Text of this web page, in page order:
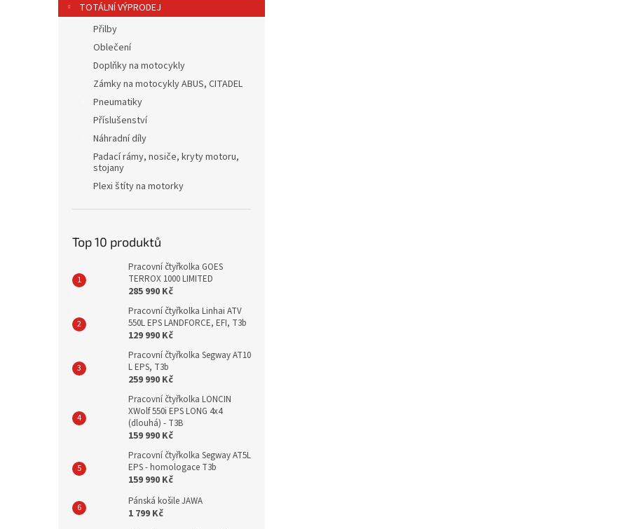
TOTÁLNÍ VÝPRODEJ
Přilby
Oblečení
Doplňky na motocykly
Zámky na motocykly ABUS, CITADEL
Pneumatiky
Příslušenství
Náhradní díly
Padací rámy, nosiče, kryty motoru,
stojany
Plexi štíty na motorky
Top 10 produktů
Pracovní čtyřkolka GOES
TERROX 1000 LIMITED
285 990 Kč
Pracovní čtyřkolka Linhai ATV
550L EPS LANDFORCE, EFI, T3b
129 990 Kč
Pracovní čtyřkolka Segway AT10
L EPS, T3b
259 990 Kč
Pracovní čtyřkolka LONCIN
XWolf 550i EPS LONG 4x4
(dlouhá) - T3B
159 990 Kč
Pracovní čtyřkolka Segway AT5L
EPS - homologace T3b
159 990 Kč
Pánská košile JAWA
1 799 Kč